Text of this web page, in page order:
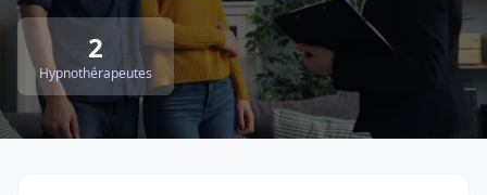
2
Hypnothérapeutes